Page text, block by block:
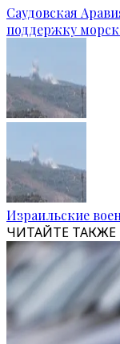
Саудовская
поддержку
Израильские
ЧИТАЙТЕ ТАКЖЕ